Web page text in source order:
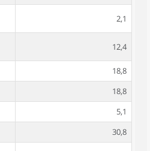
2,1
12,4
18,8
18,8
5,1
30,8